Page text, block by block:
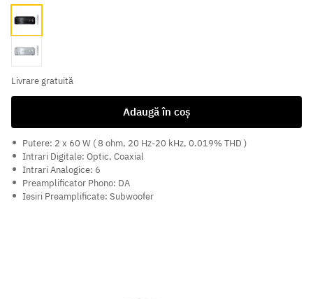
Black
Silver
Livrare gratuită
Adaugă în coș
Putere: 2 x 60 W ( 8 ohm, 20 Hz-20 kHz, 0.019% THD )
Intrari Digitale: Optic, Coaxial
Intrari Analogice: 6
Preamplificator Phono: DA
Iesiri Preamplificate: Subwoofer